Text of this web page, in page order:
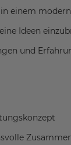
einem
Ideen
und